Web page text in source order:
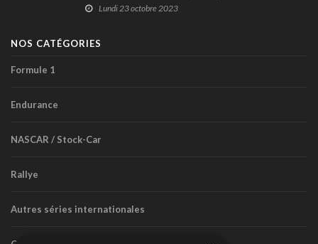
Lundi 23 octobre 2023
NOS CATÉGORIES
Formule 1
Endurance
NASCAR / Stock-Car
Rallye
Autres séries internationales